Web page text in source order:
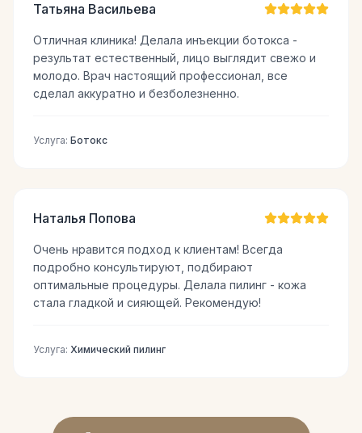
Татьяна Васильева
Отличная клиника! Делала инъекции ботокса -
результат естественный, лицо выглядит свежо и
молодо. Врач настоящий профессионал, все
сделал аккуратно и безболезненно.
Услуга: Ботокс
Наталья Попова
Очень нравится подход к клиентам! Всегда
подробно консультируют, подбирают
оптимальные процедуры. Делала пилинг - кожа
стала гладкой и сияющей. Рекомендую!
Услуга: Химический пилинг